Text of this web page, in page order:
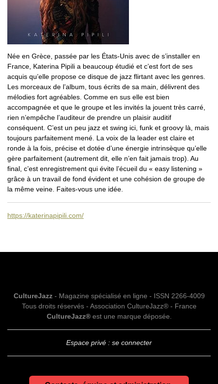
Née en Grèce, passée par les États-Unis avec de s’installer en
France, Katerina Pipili a beaucoup étudié et c’est fort de ses
acquis qu’elle propose ce disque de jazz flirtant avec les genres.
Les morceaux de l’album, tous écrits de sa main, délivrent des
mélodies fort agréables. Comme en sus elle est bien
accompagnée et que le groupe et les invités la jouent très carré,
rien n’empêche l’auditeur de prendre un plaisir auditif
conséquent. C’est un peu jazz et swing ici, funk et groovy là, mais
toujours parfaitement mené. La voix de la leader est claire et
ronde à la fois, précise et dotée d’une énergie intrinsèque qu’elle
gère parfaitement (autrement dit, elle n’en fait jamais trop). Au
final, c’est enregistrement qui évite l’écueil du « easy listening »
grâce à un travail de fond évident et une cohésion de groupe de
la même veine. Faites-vous une idée.
https://katerinapipili.com/
CultureJazz- Magazine spécialisé en ligne - ISSN 2266-4009
Tous droits réservés - Association CultureJazz® - France
CultureJazz®est une marque déposée.
Espace privé : se connecter